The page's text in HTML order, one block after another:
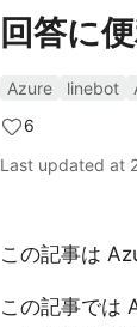
回答に
Azure linebot
6
Last updated at
この記事は
この記事では